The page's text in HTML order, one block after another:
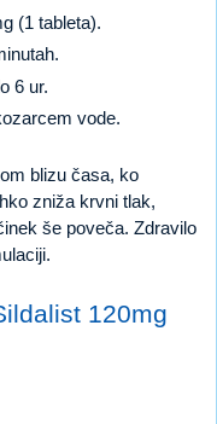
(1 tableta).
6 ur.
vode.
blizu časa, ko
zniža krvni tlak,
še poveča. Zdravilo
120mg